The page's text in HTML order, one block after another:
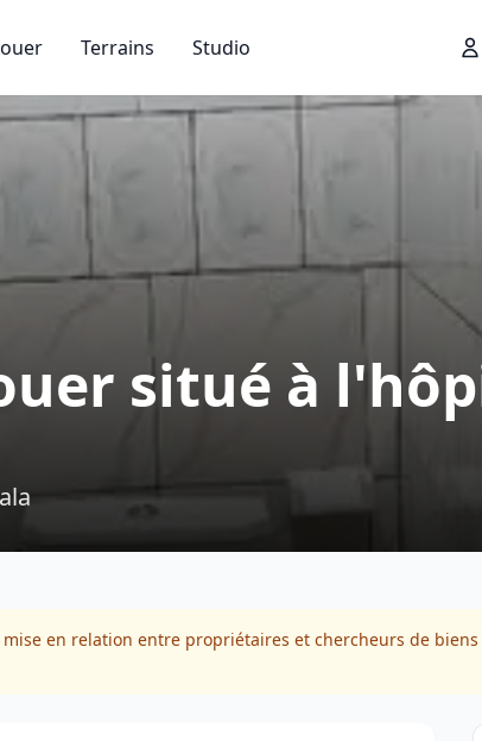
Terrains Studio
situé à
en relation entre propriétaires et chercheurs de biens